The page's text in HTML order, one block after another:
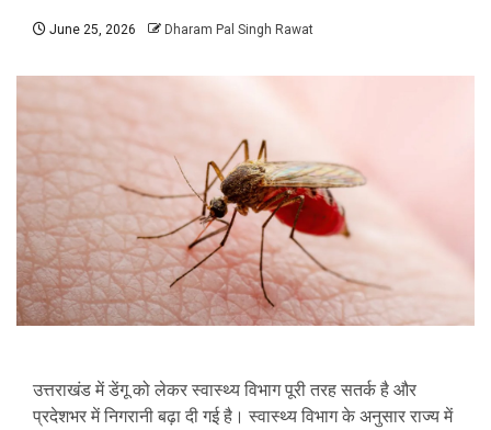
June 25, 2026 Dharam Pal Singh Rawat
उत्तराखंड में डेंगू को लेकर स्वास्थ्य विभाग पूरी तरह सतर्क है और
प्रदेशभर में निगरानी बढ़ा दी गई है। स्वास्थ्य विभाग के अनुसार राज्य में